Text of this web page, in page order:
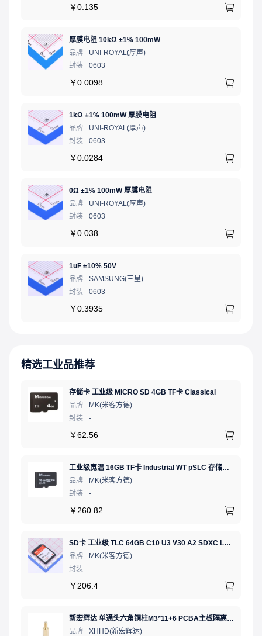
￥0.135
厚膜电阻 10kΩ ±1% 100mW
品牌
UNI-ROYAL(厚声)
封装
0603
￥0.0098
1kΩ ±1% 100mW 厚膜电阻
品牌
UNI-ROYAL(厚声)
封装
0603
￥0.0284
0Ω ±1% 100mW 厚膜电阻
品牌
UNI-ROYAL(厚声)
封装
0603
￥0.038
1uF ±10% 50V
品牌
SAMSUNG(三星)
封装
0603
￥0.3935
精选工业品推荐
存储卡 工业级 MICRO SD 4GB TF卡 Classical
品牌
MK(米客方德)
封装
-
￥62.56
工业级宽温 16GB TF卡 Industrial WT pSLC 存储卡 MICRO SD LDPC纠错 PE 30K 无人机、行车记录仪、安防监控适配
品牌
MK(米客方德)
封装
-
￥ 260.82
SD卡 工业级 TLC 64GB C10 U3 V30 A2 SDXC LDPC纠错 PE 3K 无人机、行车记录仪、安防监控适配
品牌
MK(米客方德)
封装
-
￥ 206.4
新宏辉达 单通头六角铜柱M3*11+6 PCBA主板隔离螺柱
品牌
XHHD(新宏辉达)